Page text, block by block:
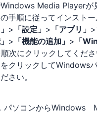
Media Playerが
手順に従ってインストー
> 「設定」 > 「アプリ」
> 「機能の追加」 > 「
次にクリックしてくださ
をクリックしてWindows
さい。
パソコンからWindows